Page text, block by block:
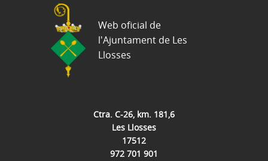
Ctra. C-26, km. 181,6
Les Llosses
17512
972 701 901
Web oficial de
l'Ajuntament de Les
Llosses